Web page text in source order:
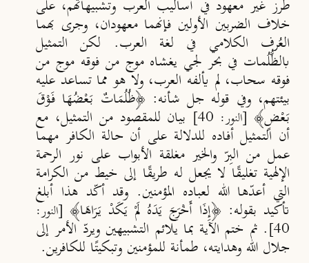
طرز غير معهود في أساليب العرب وتشبيهاتهم، على
خلاف الضربين الأولين فإنهما معهودان، وجرى بهما
العُرف الكلامي في لغة العرب. لكن التمثيل
بالظُّلُمات في بحر لجي يغشاه موج من فوقه موج من
فوقه سحاب، لم يألفه العرب، ولا هو مما تساعد عليه
بيئتهم، وفي قوله جل شأنه: ﴿ظُلُمَاتٌ بَعْضُهَا فَوْقَ
بَعْضٍ﴾[النور: 40] بيان للمقصود من التمثيل، مع
أن التمثيل أفاده للدلالة على أن حالة الكافر مهما
عمل من الب والخير مغلقة الأبواب على نور الرحمة
الإلهية تغليقًا لا يجعل له طريقًا إلى خيط من الكرامة
التي أعدها الله لعباده المؤمنين. وقد أكّد هذا أبلغ
تأكيد بقوله: ﴿إِذَا أَخْرَجَ يَدَهُ لَمْ يَكَدْ يَرَاهَا﴾ [النور:
40] . ثم ختم الآية بما يلائم التشبيهين ويردّ الأمر إلى
جلال الله وهدايته، طمأنة للمؤمنين وتبكيتًا للكافرين.